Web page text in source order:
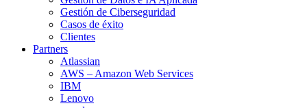
Gestión de Ciberseguridad
Casos de éxito
Clientes
Partners
Atlassian
AWS – Amazon Web Services
IBM
Lenovo